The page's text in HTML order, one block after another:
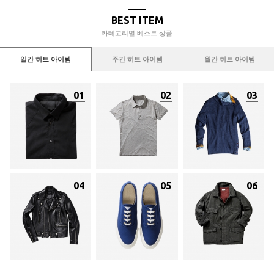
BEST ITEM
카테고리별 베스트 상품
일간 히트 아이템 주간 히트 아이템 월간 히트 아이템
01 02 03
04 05 06